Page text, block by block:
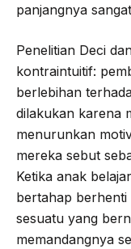
panjangnya
Penelitian Deci
kontraintuitif:
berlebihan
dilakukan karena
menurunkan
mereka sebut
Ketika anak
bertahap berhenti
sesuatu yang
memandangnya